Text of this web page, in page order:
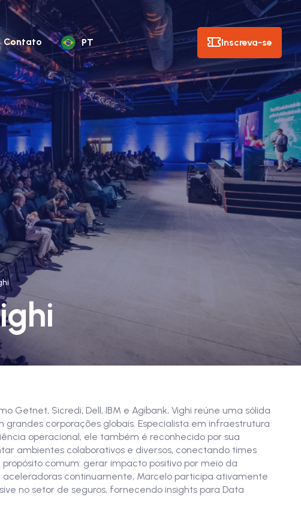
Contato PT Inscreva-se
Getnet, Sicredi, Dell, IBM e Agibank, Vighi reúne uma sólida
corporações globais. Especialista em infraestrutura
operacional, ele também é reconhecido por sua
ambientes colaborativos e diversos, conectando times
comum: gerar impacto positivo por meio da
aceleradoras continuamente, Marcelo participa ativamente
no setor de seguros, fornecendo insights para Data